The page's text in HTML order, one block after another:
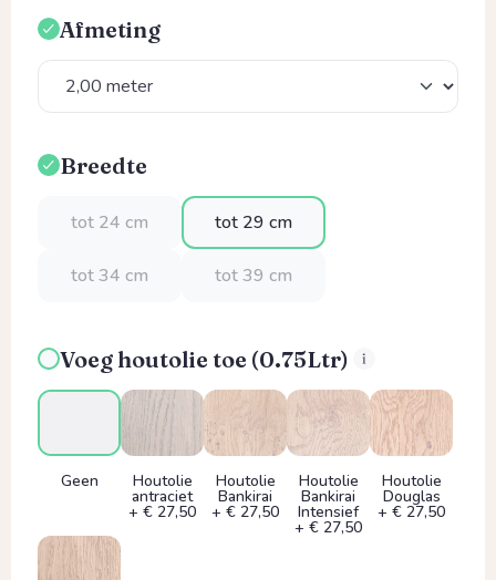
Selecteer
Afmeting
Selecteer
Breedte
tot 24 cm tot 29 cm
tot 34 cm tot 39 cm
Voeg houtolie toe (0.75Ltr)
Geen Houtolie
antraciet
+ € 27,50
Houtolie
Bankirai
+ € 27,50
Houtolie
Bankirai
Intensief
+ € 27,50
Houtolie
Douglas
+ € 27,50